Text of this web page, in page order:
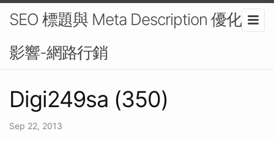
SEO 標題與 Meta Description 優化的
影響-網路行銷
Digi249sa (350)
Sep 22, 2013